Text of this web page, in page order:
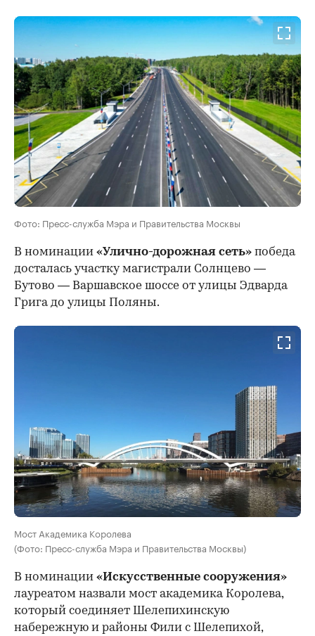
Фото: Пресс-служба Мэра и Правительства Москвы
В номинации «Улично-дорожная сеть» победа
досталась участку магистрали Солнцево —
Бутово — Варшавское шоссе от улицы Эдварда
Грига до улицы Поляны.
Мост Академика Королева
(Фото: Пресс-служба Мэра и Правительства Москвы)
В номинации «Искусственные сооружения»
лауреатом назвали мост академика Королева,
который соединяет Шелепихинскую
набережную и районы Фили с Шелепихой,